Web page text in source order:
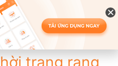
trang rạng